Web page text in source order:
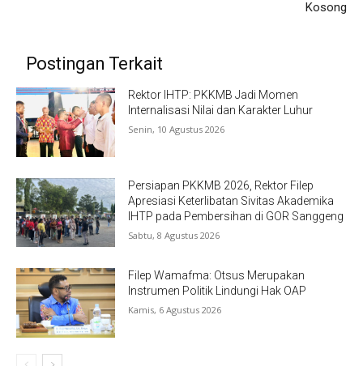
Kosong
Postingan Terkait
Rektor IHTP: PKKMB Jadi Momen
Internalisasi Nilai dan Karakter Luhur
Senin, 10 Agustus 2026
Persiapan PKKMB 2026, Rektor Filep
Apresiasi Keterlibatan Sivitas Akademika
IHTP pada Pembersihan di GOR Sanggeng
Sabtu, 8 Agustus 2026
Filep Wamafma: Otsus Merupakan
Instrumen Politik Lindungi Hak OAP
Kamis, 6 Agustus 2026